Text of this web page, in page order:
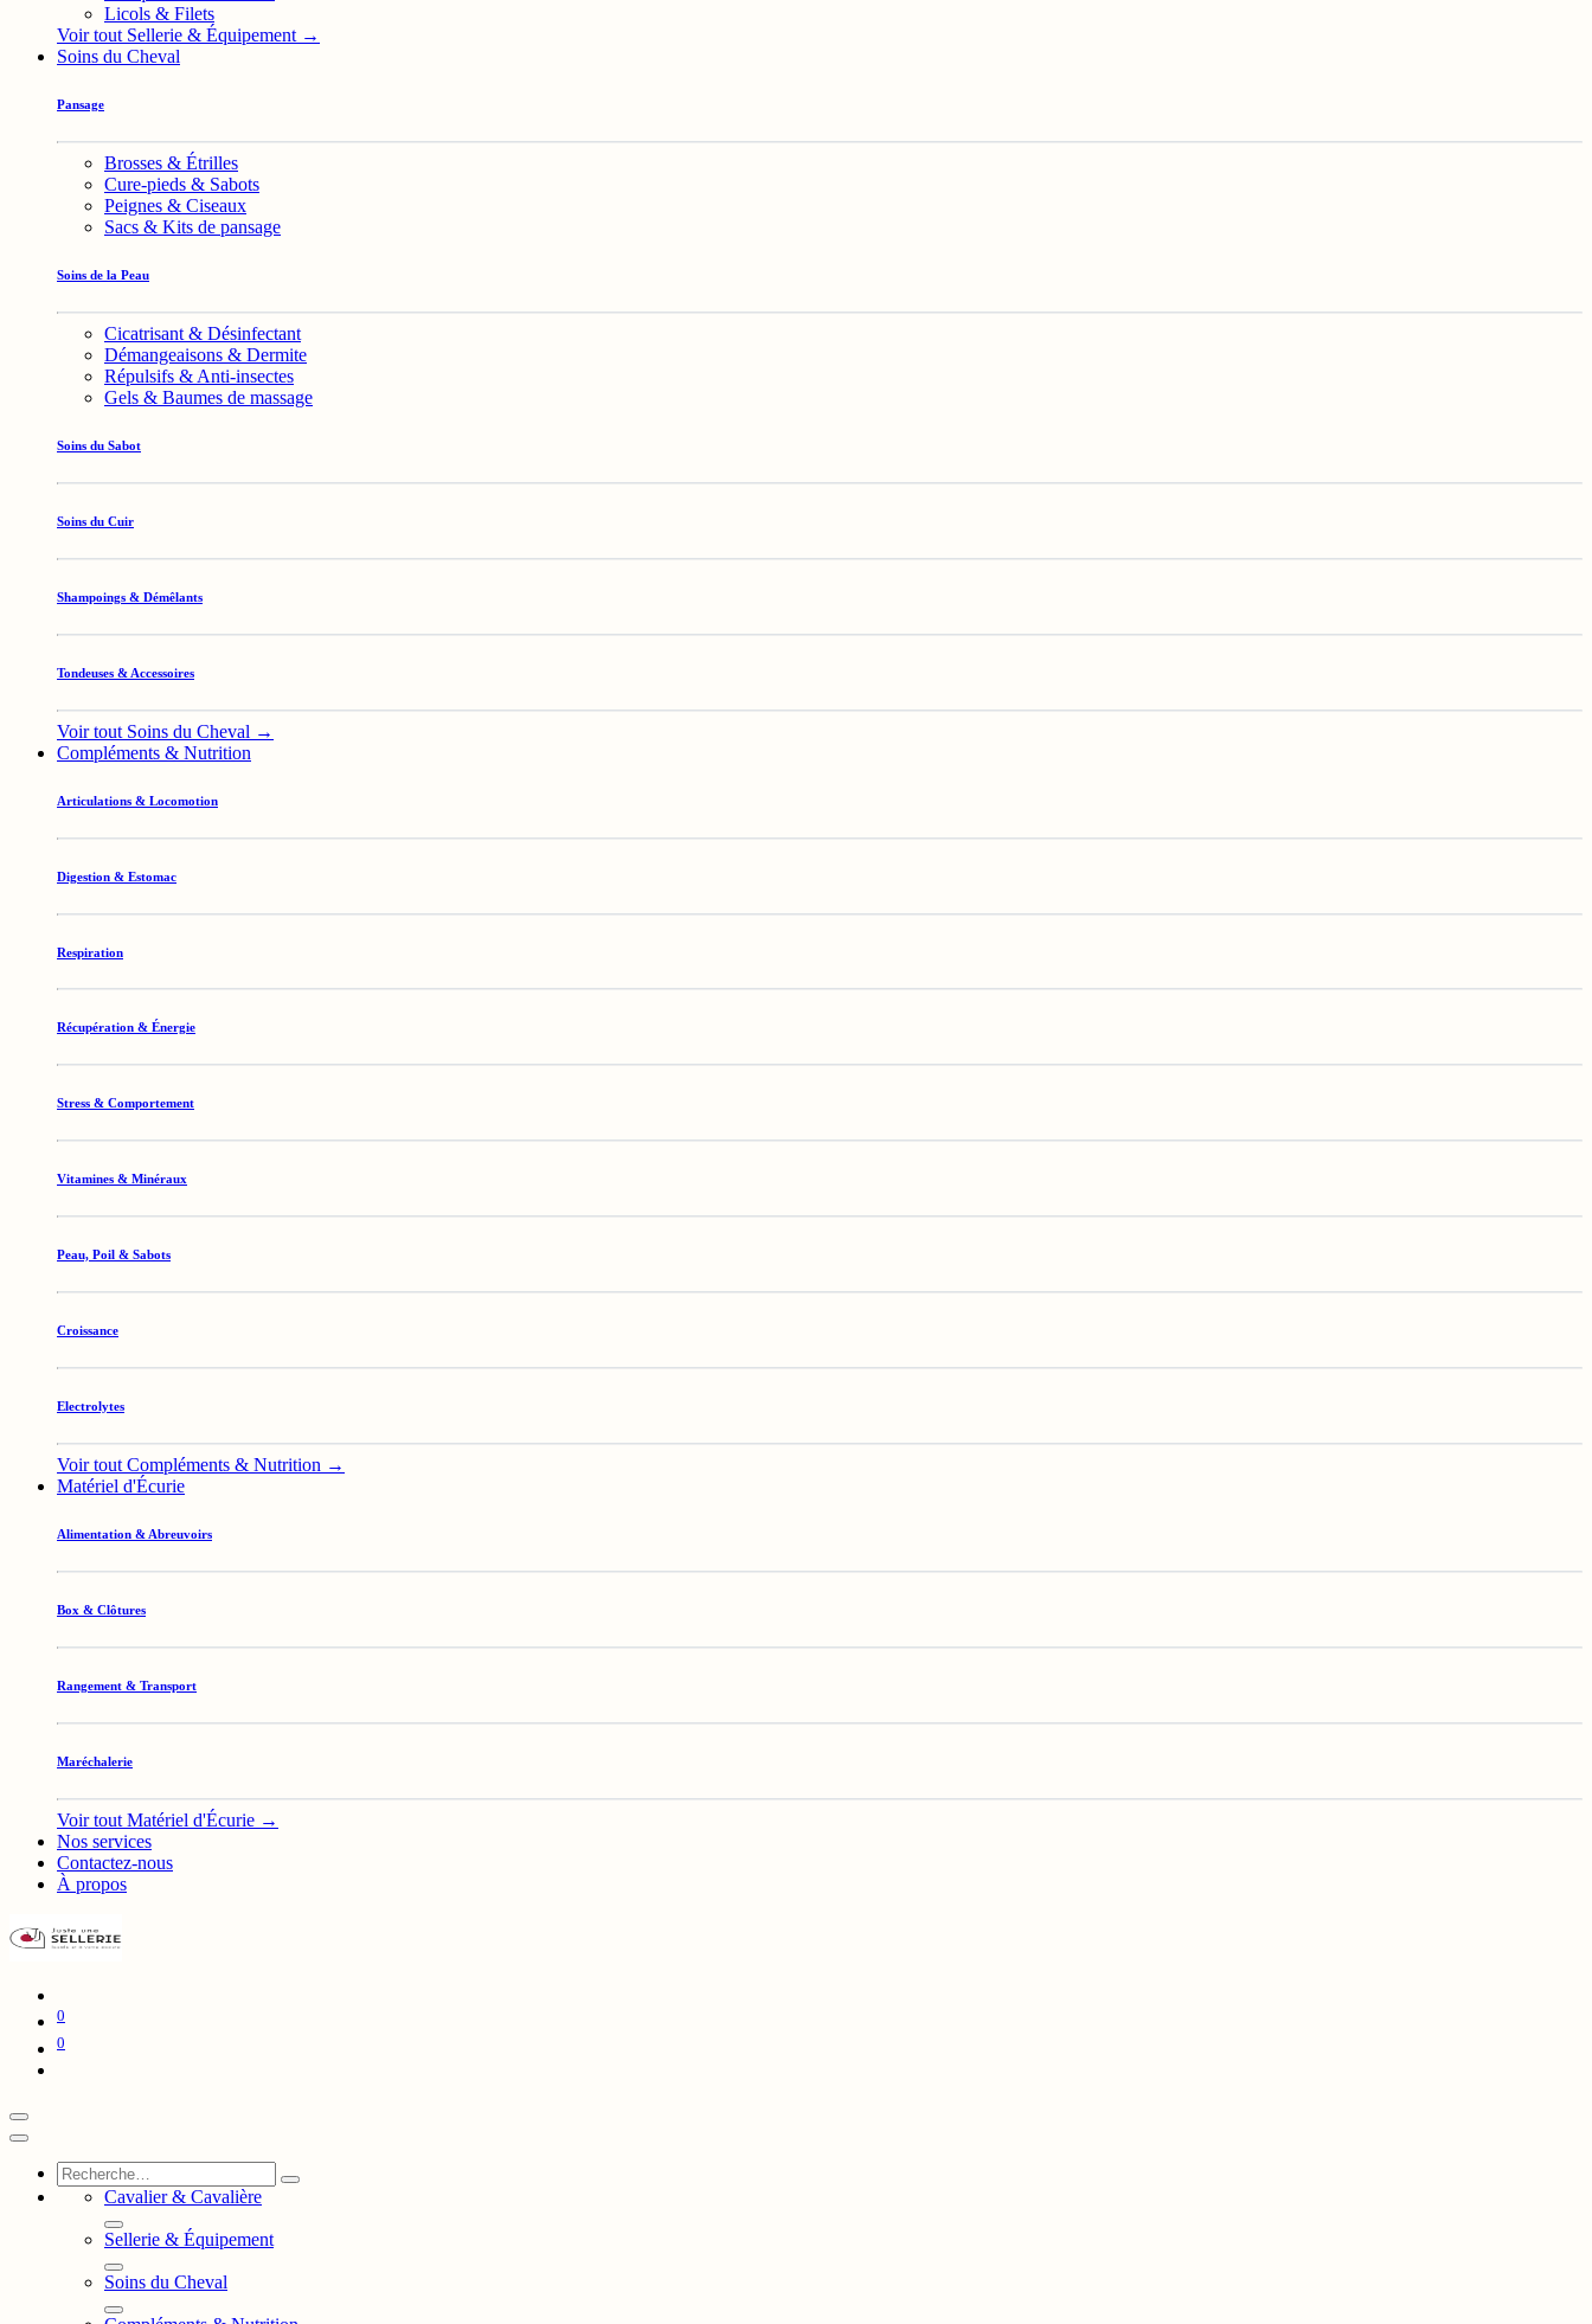
Licols & Filets
Voir tout Sellerie & Équipement →
Soins du Cheval
Pansage
Brosses & Étrilles
Cure-pieds & Sabots
Peignes & Ciseaux
Sacs & Kits de pansage
Soins de la Peau
Cicatrisant & Désinfectant
Démangeaisons & Dermite
Répulsifs & Anti-insectes
Gels & Baumes de massage
Soins du Sabot
Soins du Cuir
Shampoings & Démêlants
Tondeuses & Accessoires
Voir tout Soins du Cheval →
Compléments & Nutrition
Articulations & Locomotion
Digestion & Estomac
Respiration
Récupération & Énergie
Stress & Comportement
Vitamines & Minéraux
Peau, Poil & Sabots
Croissance
Electrolytes
Voir tout Compléments & Nutrition →
Matériel d'Écurie
Alimentation & Abreuvoirs
Box & Clôtures
Rangement & Transport
Maréchalerie
Voir tout Matériel d'Écurie →
Nos services
Contactez-nous
À propos
0
0
Cavalier & Cavalière
Sellerie & Équipement
Soins du Cheval